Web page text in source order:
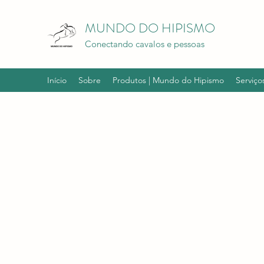
MUNDO DO HIPISMO
Conectando cavalos e pessoas
Início Sobre Produtos | Mundo do Hipismo